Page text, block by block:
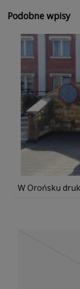
Podobne wpisy
W Orońsku